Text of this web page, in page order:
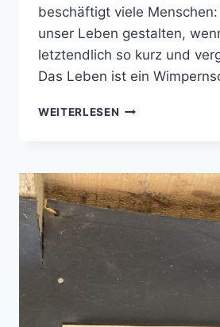
beschäftigt viele
unser Leben gestalten,
letztendlich so kurz und
Das Leben ist ein
WEITERLESEN ZUVERSICHT